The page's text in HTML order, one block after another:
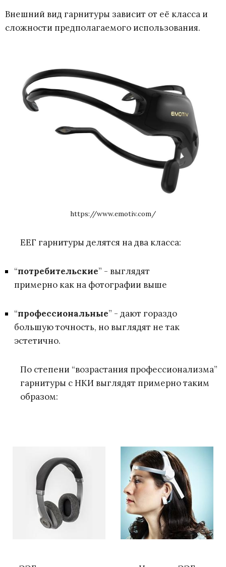
Внешний вид гарнитуры зависит от её класса и
сложности предполагаемого использования.
https://www.emotiv.com/
ЕЕГ гарнитуры делятся на два класса:
“потребительские” - выглядят
примерно как на фотографии выше
“профессиональные” - дают гораздо
большую точность, но выглядят не так
эстетично.
По степени “возрастания профессионализма”
гарнитуры с НКИ выглядят примерно таким
образом: